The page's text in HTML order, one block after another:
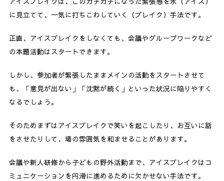
に見立てて、一気に打ちこわしていく（ブレイク）手法です。
正直、アイスブレイクをしなくても、会議やグループワークなど
の本題活動はスタートできます。
しかし、参加者が緊張したままメインの活動をスタートさせて
も、「意見が出ない」「沈黙が続く」といった状況に陥りやすく
なるでしょう。
そのためまずはアイスブレイクで笑いを起こしたり、お互いに話
をさせたりして、場の雰囲気を和ませることがあります。
会議や新人研修から子どもの野外活動まで、アイスブレイクはコ
ミュニケーションを円滑に進めるために欠かせない手法です。